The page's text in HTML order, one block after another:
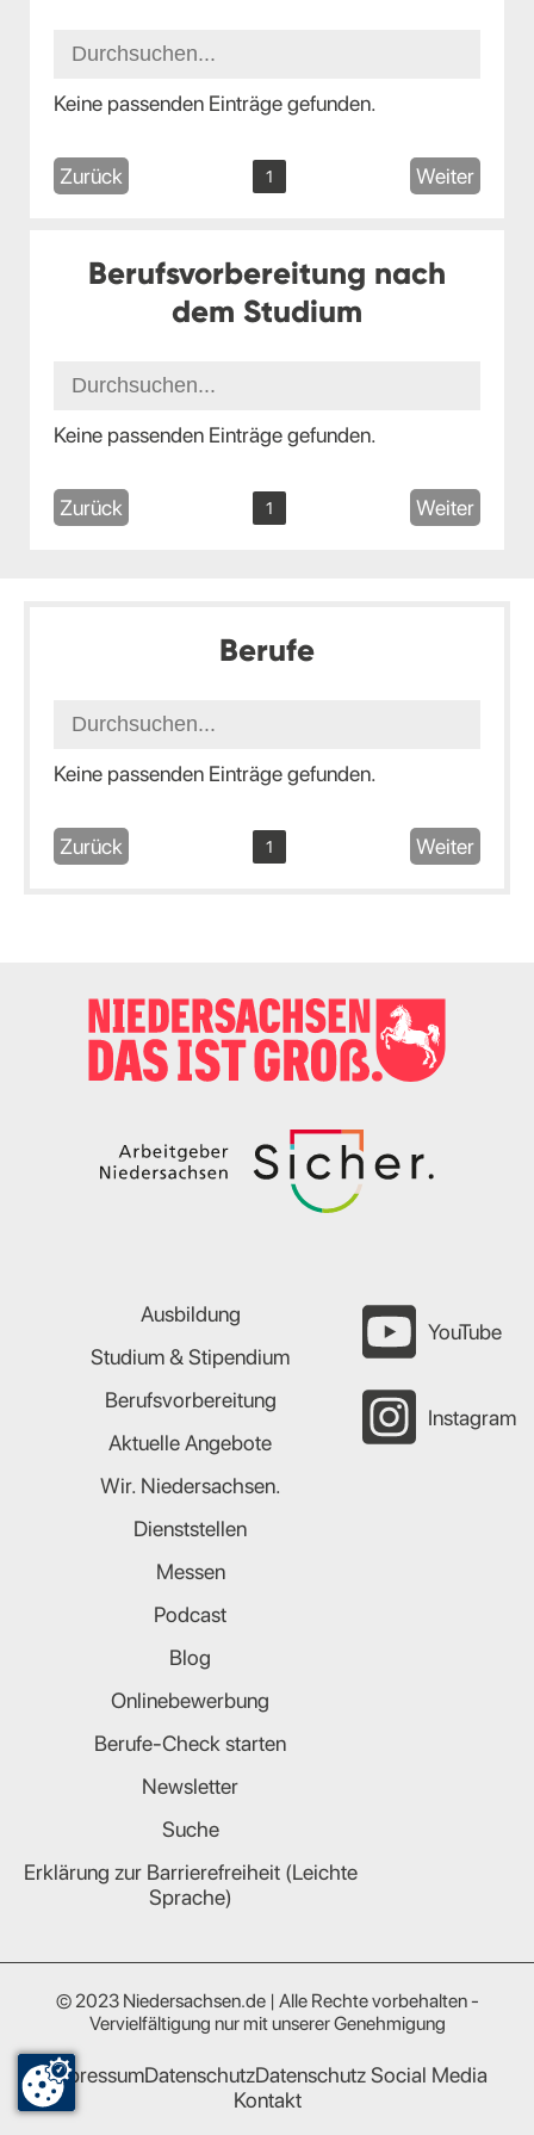
Keine passenden Einträge gefunden.
Zurück 1 Weiter
Berufsvorbereitung nach
dem Studium
Keine passenden Einträge gefunden.
Zurück 1 Weiter
Berufe
Keine passenden Einträge gefunden.
Zurück 1 Weiter
Ausbildung
Studium & Stipendium
Berufsvorbereitung
Aktuelle Angebote
Wir. Niedersachsen.
Dienststellen
Messen
Podcast
Blog
Onlinebewerbung
Berufe-Check starten
Newsletter
Suche
Erklärung zur Barrierefreiheit (Leichte
Sprache)
YouTube
Instagram
© 2023 Niedersachsen.de | Alle Rechte vorbehalten -
Vervielfältigung nur mit unserer Genehmigung
ImpressumDatenschutzDatenschutz Social Media
Kontakt